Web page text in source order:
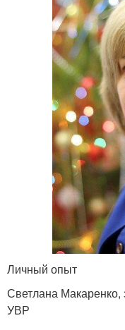
Личный опыт
Светлана Макаренко,
УВР